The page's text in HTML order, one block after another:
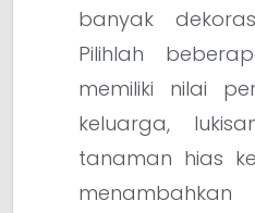
banyak
Pilihlah
memiliki nilai
keluarga,
tanaman hias